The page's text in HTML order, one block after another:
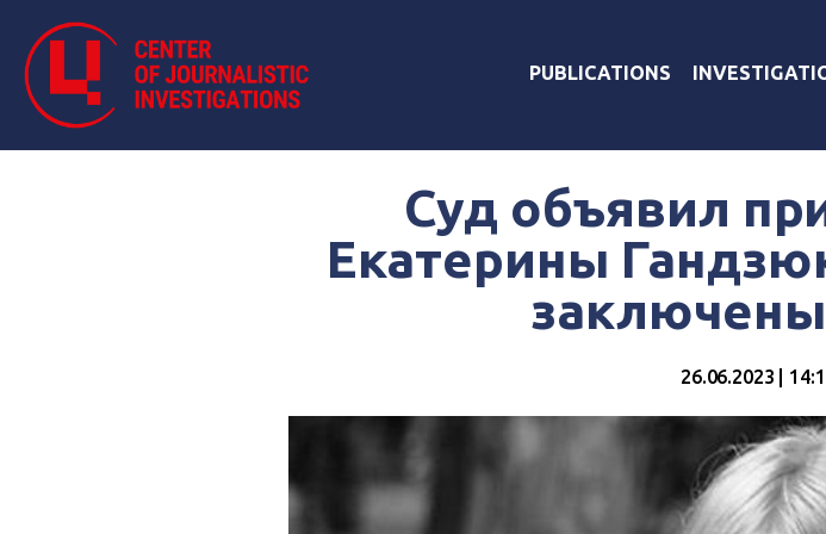
PUBLICATIONS
Суд объявил
Екатерины
заключены
26.06.2023 |